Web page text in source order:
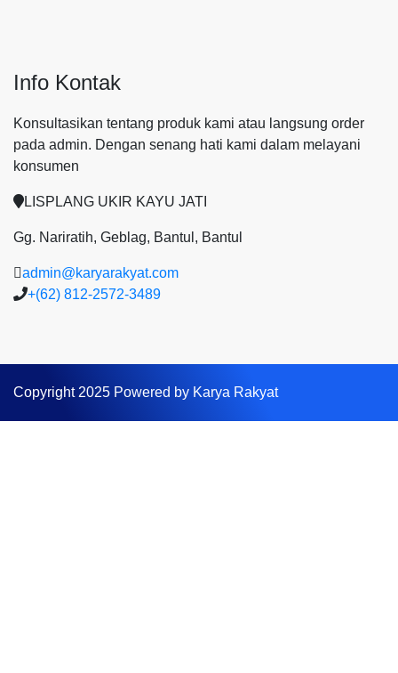
Info Kontak
Konsultasikan tentang produk kami atau langsung order
pada admin. Dengan senang hati kami dalam melayani
konsumen
LISPLANG UKIR KAYU JATI
Gg. Nariratih, Geblag, Bantul, Bantul
admin@karyarakyat.com
+(62) 812-2572-3489
Copyright 2025 Powered by Karya Rakyat